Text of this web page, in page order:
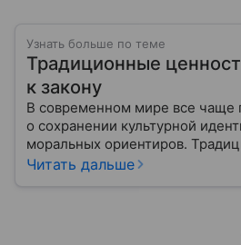
Узнать больше по теме
Традиционные
к закону
В современном мире все чаще
о сохранении культурной
моральных ориентиров.
становятся предметом
законодательстве и какую
Читать дальше